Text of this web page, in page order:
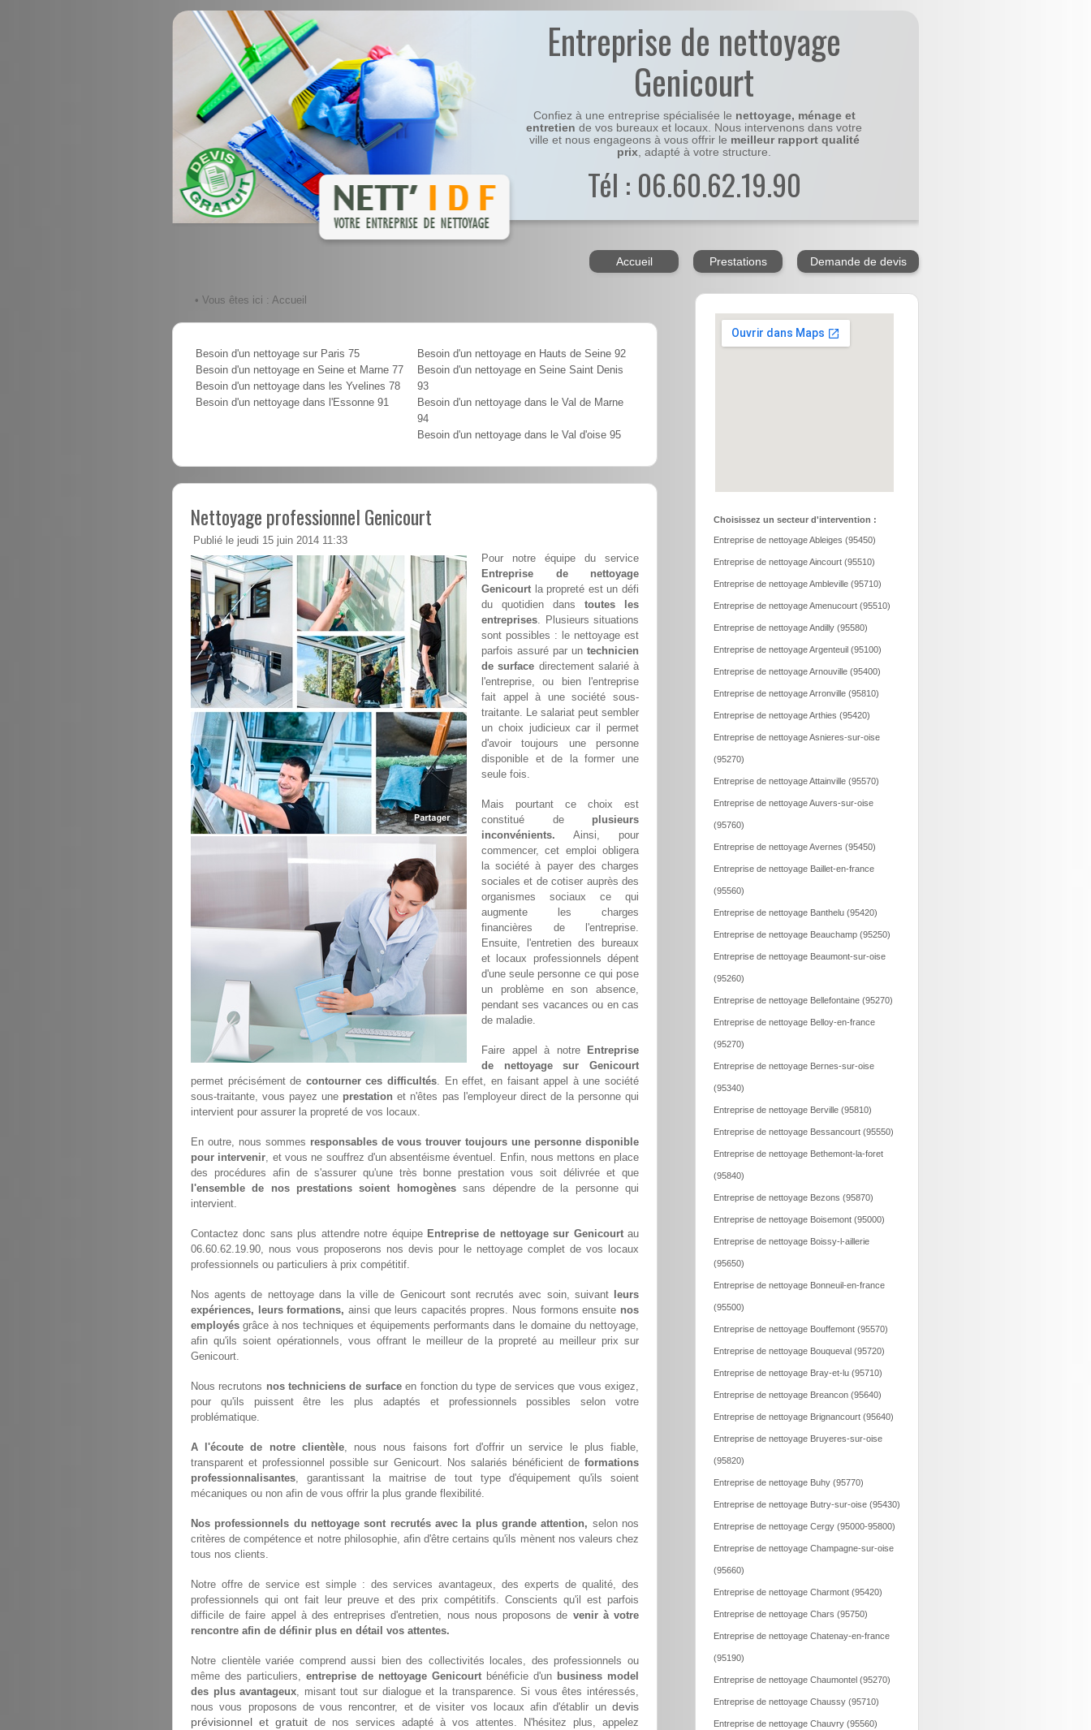
Entreprise de nettoyage
Genicourt
Confiez à une entreprise spécialisée le nettoyage, ménage et
entretien de vos bureaux et locaux. Nous intervenons dans votre
ville et nous engageons à vous offrir le meilleur rapport qualité
prix, adapté à votre structure.
Tél : 06.60.62.19.90
Accueil Prestations Demande de devis
• Vous êtes ici : Accueil
Besoin d'un nettoyage sur Paris 75
Besoin d'un nettoyage en Seine et Marne 77
Besoin d'un nettoyage dans les Yvelines 78
Besoin d'un nettoyage dans l'Essonne 91
Besoin d'un nettoyage en Hauts de Seine 92
Besoin d'un nettoyage en Seine Saint Denis
93
Besoin d'un nettoyage dans le Val de Marne
94
Besoin d'un nettoyage dans le Val d'oise 95
Nettoyage professionnel Genicourt
Publié le jeudi 15 juin 2014 11:33
Pour notre équipe du service
Entreprise de nettoyage
Genicourt la propreté est un défi
du quotidien dans toutes les
entreprises. Plusieurs situations
sont possibles : le nettoyage est
parfois assuré par un technicien
de surface directement salarié à
l'entreprise, ou bien l'entreprise
fait appel à une société sous-
traitante. Le salariat peut sembler
un choix judicieux car il permet
d'avoir toujours une personne
disponible et de la former une
seule fois.
Mais pourtant ce choix est
constitué de plusieurs
inconvénients. Ainsi, pour
commencer, cet emploi obligera
la société à payer des charges
sociales et de cotiser auprès des
organismes sociaux ce qui
augmente les charges
financières de l'entreprise.
Ensuite, l'entretien des bureaux
et locaux professionnels dépent
d'une seule personne ce qui pose
un problème en son absence,
pendant ses vacances ou en cas
de maladie.
Faire appel à notre
Entreprise
de nettoyage sur Genicourt
permet précisément de contourner ces difficultés. En effet, en faisant appel à une société
sous-traitante, vous payez une prestation et n'êtes pas l'employeur direct de la personne qui
intervient pour assurer la propreté de vos locaux.
En outre, nous sommes responsables de vous trouver toujours une personne disponible
pour intervenir, et vous ne souffrez d'un absentéisme éventuel. Enfin, nous mettons en place
des procédures afin de s'assurer qu'une très bonne prestation vous soit délivrée et que
l'ensemble de nos prestations soient homogènessans dépendre de la personne qui
intervient.
Contactez donc sans plus attendre notre équipe Entreprise de nettoyage sur Genicourtau
06.60.62.19.90, nous vous proposerons nos devis pour le nettoyage complet de vos locaux
professionnels ou particuliers à prix compétitif.
Nos agents de nettoyage dans la ville de Genicourt sont recrutés avec soin, suivant
leurs
expériences, leurs formations, ainsi que leurs capacités propres. Nous formons ensuite nos
employés grâce à nos techniques et équipements performants dans le domaine du nettoyage,
afin qu'ils soient opérationnels, vous offrant le meilleur de la propreté au meilleur prix sur
Genicourt.
Nous recrutons nos techniciens de surfaceen fonction du type de services que vous exigez,
pour qu'ils puissent être les plus adaptés et professionnels possibles selon votre
problématique.
A l'écoute de notre clientèle, nous nous faisons fort d'offrir un service le plus fiable,
transparent et professionnel possible sur Genicourt. Nos salariés bénéficient de formations
professionnalisantes, garantissant la maitrise de tout type d'équipement qu'ils soient
mécaniques ou non afin de vous offrir la plus grande flexibilité.
Nos professionnels du nettoyage sont recrutés avec la plus grande attention, selon nos
critères de compétence et notre philosophie, afin d'être certains qu'ils mènent nos valeurs chez
tous nos clients.
Notre offre de service est simple : des services avantageux, des experts de qualité, des
professionnels qui ont fait leur preuve et des prix compétitifs. Conscients qu'il est parfois
difficile de faire appel à des entreprises d'entretien, nous nous proposons de venir à votre
rencontre afin de définir plus en détail vos attentes.
Notre clientèle variée comprend aussi bien des collectivités locales, des professionnels ou
même des particuliers, entreprise de nettoyage Genicourt bénéficie d'un business model
des plus avantageux, misant tout sur dialogue et la transparence. Si vous êtes intéressés,
nous vous proposons de vous rencontrer, et de visiter vos locaux afin d'établir un devis
prévisionnel et gratuit de nos services adapté à vos attentes. N'hésitez plus, appelez
Choisissez un secteur d'intervention :
Entreprise de nettoyage Ableiges (95450)
Entreprise de nettoyage Aincourt (95510)
Entreprise de nettoyage Ambleville (95710)
Entreprise de nettoyage Amenucourt (95510)
Entreprise de nettoyage Andilly (95580)
Entreprise de nettoyage Argenteuil (95100)
Entreprise de nettoyage Arnouville (95400)
Entreprise de nettoyage Arronville (95810)
Entreprise de nettoyage Arthies (95420)
Entreprise de nettoyage Asnieres-sur-oise
(95270)
Entreprise de nettoyage Attainville (95570)
Entreprise de nettoyage Auvers-sur-oise
(95760)
Entreprise de nettoyage Avernes (95450)
Entreprise de nettoyage Baillet-en-france
(95560)
Entreprise de nettoyage Banthelu (95420)
Entreprise de nettoyage Beauchamp (95250)
Entreprise de nettoyage Beaumont-sur-oise
(95260)
Entreprise de nettoyage Bellefontaine (95270)
Entreprise de nettoyage Belloy-en-france
(95270)
Entreprise de nettoyage Bernes-sur-oise
(95340)
Entreprise de nettoyage Berville (95810)
Entreprise de nettoyage Bessancourt (95550)
Entreprise de nettoyage Bethemont-la-foret
(95840)
Entreprise de nettoyage Bezons (95870)
Entreprise de nettoyage Boisemont (95000)
Entreprise de nettoyage Boissy-l-aillerie
(95650)
Entreprise de nettoyage Bonneuil-en-france
(95500)
Entreprise de nettoyage Bouffemont (95570)
Entreprise de nettoyage Bouqueval (95720)
Entreprise de nettoyage Bray-et-lu (95710)
Entreprise de nettoyage Breancon (95640)
Entreprise de nettoyage Brignancourt (95640)
Entreprise de nettoyage Bruyeres-sur-oise
(95820)
Entreprise de nettoyage Buhy (95770)
Entreprise de nettoyage Butry-sur-oise (95430)
Entreprise de nettoyage Cergy (95000-95800)
Entreprise de nettoyage Champagne-sur-oise
(95660)
Entreprise de nettoyage Charmont (95420)
Entreprise de nettoyage Chars (95750)
Entreprise de nettoyage Chatenay-en-france
(95190)
Entreprise de nettoyage Chaumontel (95270)
Entreprise de nettoyage Chaussy (95710)
Entreprise de nettoyage Chauvry (95560)